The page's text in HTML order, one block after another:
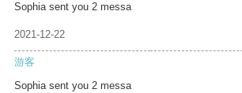
Sophia sent you 2 messa
2021-12-22
游客
Sophia sent you 2 messa